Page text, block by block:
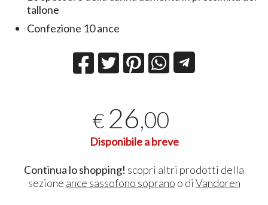
tallone
Confezione 10 ance
€ 26,00
Disponibile a breve
Continua lo shopping! scopri altri prodotti della
sezione ance sassofono soprano o di Vandoren